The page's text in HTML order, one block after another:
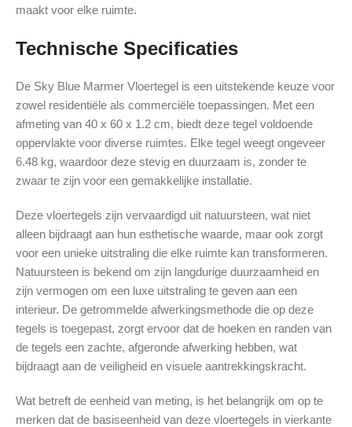
maakt voor elke ruimte.
Technische Specificaties
De Sky Blue Marmer Vloertegel is een uitstekende keuze voor
zowel residentiële als commerciële toepassingen. Met een
afmeting van 40 x 60 x 1.2 cm, biedt deze tegel voldoende
oppervlakte voor diverse ruimtes. Elke tegel weegt ongeveer
6.48 kg, waardoor deze stevig en duurzaam is, zonder te
zwaar te zijn voor een gemakkelijke installatie.
Deze vloertegels zijn vervaardigd uit natuursteen, wat niet
alleen bijdraagt aan hun esthetische waarde, maar ook zorgt
voor een unieke uitstraling die elke ruimte kan transformeren.
Natuursteen is bekend om zijn langdurige duurzaamheid en
zijn vermogen om een luxe uitstraling te geven aan een
interieur. De getrommelde afwerkingsmethode die op deze
tegels is toegepast, zorgt ervoor dat de hoeken en randen van
de tegels een zachte, afgeronde afwerking hebben, wat
bijdraagt aan de veiligheid en visuele aantrekkingskracht.
Wat betreft de eenheid van meting, is het belangrijk om op te
merken dat de basiseenheid van deze vloertegels in vierkante